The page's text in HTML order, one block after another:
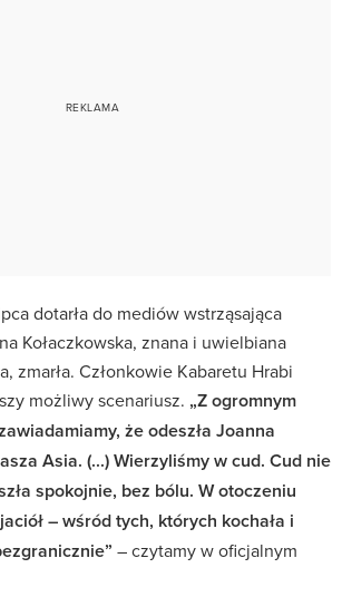
dotarła do mediów wstrząsająca
Kołaczkowska, znana i uwielbiana
zmarła. Członkowie Kabaretu Hrabi
możliwy scenariusz. „Z ogromnym
że odeszła Joanna
Asia. (...) Wierzyliśmy w cud. Cud nie
spokojnie, bez bólu. W otoczeniu
– wśród tych, których kochała i
– czytamy w oficjalnym